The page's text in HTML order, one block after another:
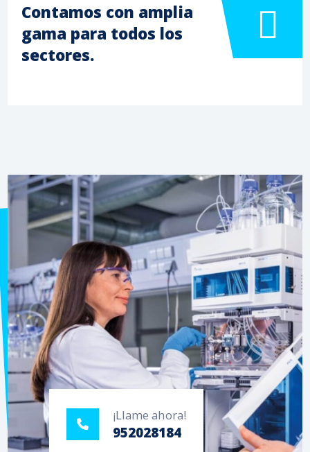
Contamos con amplia
gama para todos los
sectores.
¡Llame ahora!
952028184